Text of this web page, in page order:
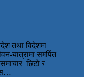
तथा विदेशमा
यात्रामा समर्पित
छिटो र